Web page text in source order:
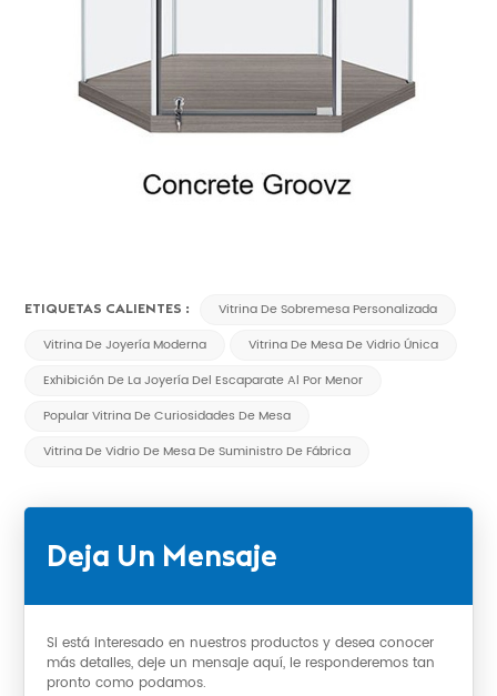
ETIQUETAS CALIENTES :
Vitrina De Sobremesa Personalizada
Vitrina De Joyería Moderna
Vitrina De Mesa De Vidrio Única
Exhibición De La Joyería Del Escaparate Al Por Menor
Popular Vitrina De Curiosidades De Mesa
Vitrina De Vidrio De Mesa De Suministro De Fábrica
Deja Un Mensaje
Si está interesado en nuestros productos y desea conocer
más detalles, deje un mensaje aquí, le responderemos tan
pronto como podamos.